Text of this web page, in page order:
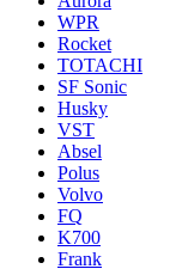
WPR
Rocket
TOTACHI
SF Sonic
Husky
VST
Absel
Polus
Volvo
FQ
K700
Frank